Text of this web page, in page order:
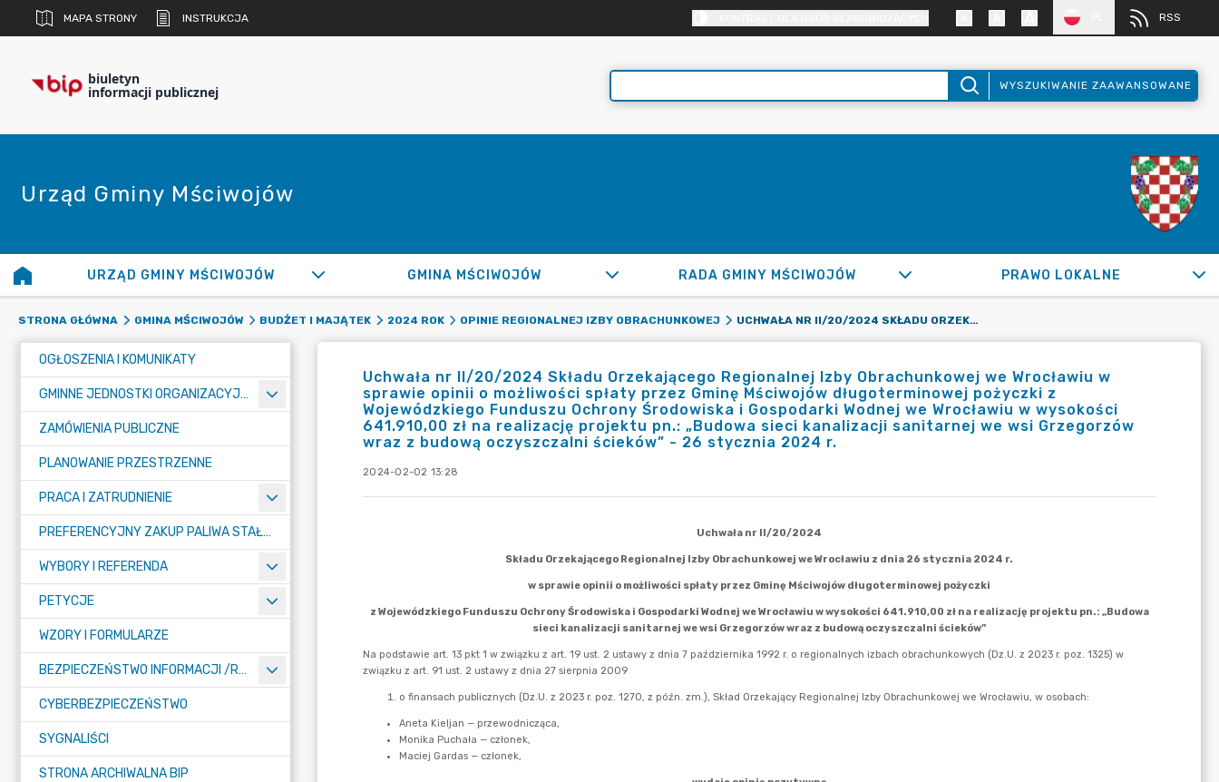
MAPA STRONY INSTRUKCJA RSS
biuletyn
informacji publicznej WYSZUKIWANIE ZAAWANSOWANE
Urząd Gminy Mściwojów
URZĄD GMINY MŚCIWOJÓW GMINA MŚCIWOJÓW RADA GMINY MŚCIWOJÓW PRAWO LOKALNE
STRONA GŁÓWNA GMINA MŚCIWOJÓW BUDŻET I MAJĄTEK 2024 ROK OPINIE REGIONALNEJ IZBY OBRACHUNKOWEJ UCHWAŁA NR II/20/2024 SKŁADU ORZEKAJĄCEGO REGIONALNEJ IZBY OBRACHUNKOWEJ WE WROCŁAWIU W SPRAWIE OPINII O MOŻLIWOŚCI SPŁATY PRZEZ GMINĘ MŚCIWOJÓW DŁUGOTERMINOWEJ POŻYCZKI Z WOJEWÓDZKIEGO FUNDUSZU OCHRONY ŚRODOWISKA I GOSPODARKI WODNEJ WE WROCŁAWIU W WYSOKOŚCI 641.910,00 ZŁ NA REALIZACJĘ PROJEKTU PN.: „BUDOWA SIECI KANALIZACJI SANITARNEJ WE WSI GRZEGORZÓW WRAZ Z BUDOWĄ OCZYSZCZALNI ŚCIEKÓW” - 26 STYCZNIA 2024 R.
OGŁOSZENIA I KOMUNIKATY
GMINNE JEDNOSTKI ORGANIZACYJNE
ZAMÓWIENIA PUBLICZNE
PLANOWANIE PRZESTRZENNE
PRACA I ZATRUDNIENIE
PREFERENCYJNY ZAKUP PALIWA STAŁEGO
WYBORY I REFERENDA
PETYCJE
WZORY I FORMULARZE
BEZPIECZEŃSTWO INFORMACJI /RODO/
CYBERBEZPIECZEŃSTWO
SYGNALIŚCI
STRONA ARCHIWALNA BIP
Uchwała nr II/20/2024 Składu Orzekającego Regionalnej Izby Obrachunkowej we Wrocławiu w
sprawie opinii o możliwości spłaty przez Gminę Mściwojów długoterminowej pożyczki z
Wojewódzkiego Funduszu Ochrony Środowiska i Gospodarki Wodnej we Wrocławiu w wysokości
641.910,00 zł na realizację projektu pn.: „Budowa sieci kanalizacji sanitarnej we wsi Grzegorzów
wraz z budową oczyszczalni ścieków” - 26 stycznia 2024 r.
2024-02-02 13:28